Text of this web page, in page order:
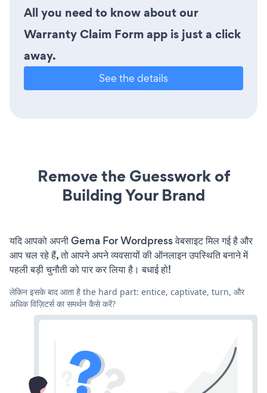
All you need to know about our
Warranty Claim Form app is just a click
away.
See the details
Remove the Guesswork of
Building Your Brand
यदि आपको अपनी Gema For Wordpress वेबसाइट मिल गई है और
आप चल रहे हैं, तो आपने अपने व्यवसायों की ऑनलाइन उपस्थिति बनाने में
पहली बड़ी चुनौती को पार कर लिया है। बधाई हो!
लेकिन इसके बाद आता है the hard part: entice, captivate, turn, और
अधिक विज़िटर्स का समर्थन कैसे करें?